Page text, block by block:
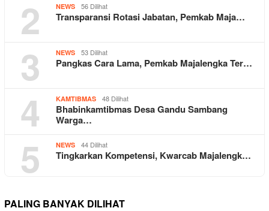
2 NEWS 56 Dilihat
Transparansi Rotasi Jabatan, Pemkab Maja…
3 NEWS 53 Dilihat
Pangkas Cara Lama, Pemkab Majalengka Ter…
4 KAMTIBMAS 48 Dilihat
Bhabinkamtibmas Desa Gandu Sambang
Warga…
5 NEWS 44 Dilihat
Tingkarkan Kompetensi, Kwarcab Majalengk…
PALING BANYAK DILIHAT